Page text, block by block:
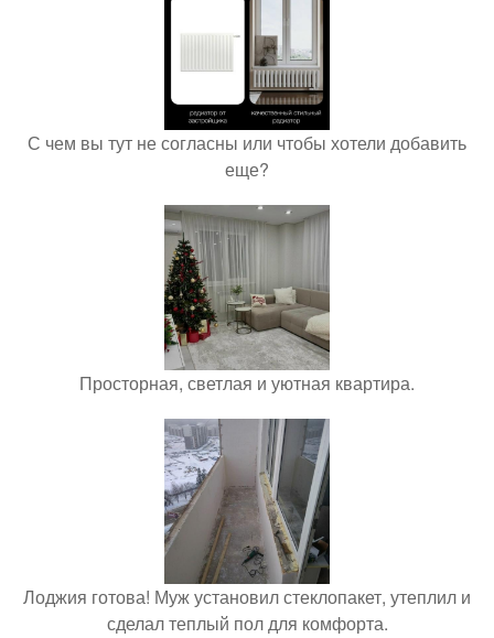
С чем вы тут не согласны или чтобы хотели добавить
еще?
Просторная, светлая и уютная квартира.
Лоджия готова! Муж установил стеклопакет, утеплил и
сделал теплый пол для комфорта.